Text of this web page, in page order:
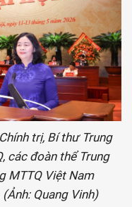
trị, Bí thư Trung
các đoàn thể Trung
MTTQ Việt Nam
Quang Vinh)